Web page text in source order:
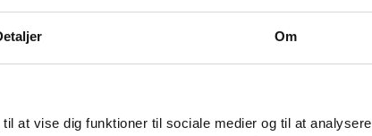
Om
at vise dig funktioner til sociale medier og til at analysere
af, at
at